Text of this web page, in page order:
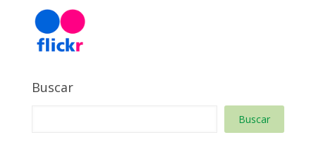
Buscar
Buscar